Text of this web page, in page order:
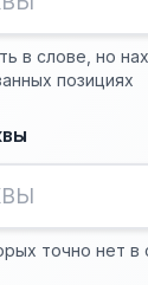
в слове, но
позициях
точно нет в